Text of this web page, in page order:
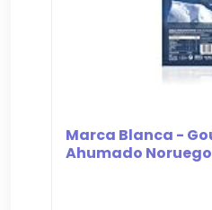
Marca Blanca -
Ahumado